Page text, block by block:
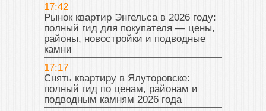
17:42
Рынок квартир Энгельса в 2026 году:
полный гид для покупателя — цены,
районы, новостройки и подводные
камни
17:17
Снять квартиру в Ялуторовске:
полный гид по ценам, районам и
подводным камням 2026 года